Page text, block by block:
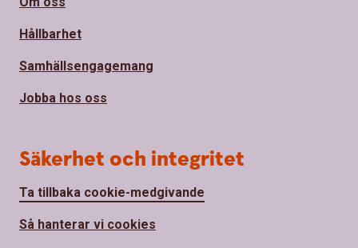
Hållbarhet
Samhällsengagemang
Jobba hos oss
Säkerhet och integritet
Ta tillbaka cookie-medgivande
Så hanterar vi cookies